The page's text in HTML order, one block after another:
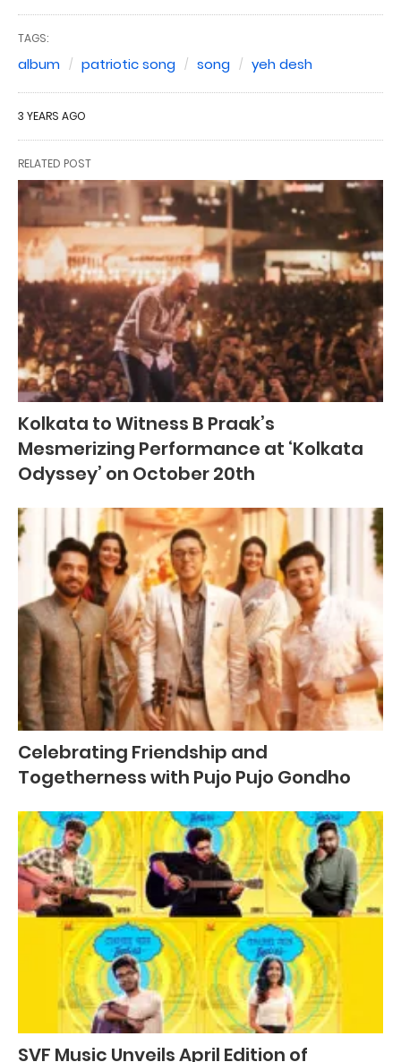
TAGS:
album patriotic song song yeh desh
3 YEARS AGO
RELATED POST
Kolkata to Witness B Praak’s
Mesmerizing Performance at ‘Kolkata
Odyssey’ on October 20th
Celebrating Friendship and
Togetherness with Pujo Pujo Gondho
SVF Music Unveils April Edition of